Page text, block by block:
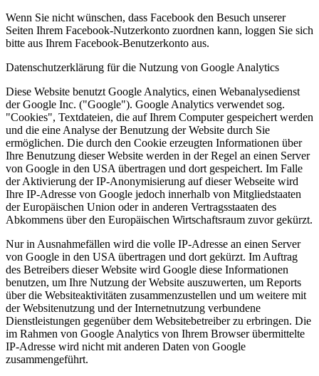
Wenn Sie nicht wünschen, dass Facebook den Besuch unserer
Seiten Ihrem Facebook-Nutzerkonto zuordnen kann, loggen Sie sich
bitte aus Ihrem Facebook-Benutzerkonto aus.
Datenschutzerklärung für die Nutzung von Google Analytics
Diese Website benutzt Google Analytics, einen Webanalysedienst
der Google Inc. ("Google"). Google Analytics verwendet sog.
"Cookies", Textdateien, die auf Ihrem Computer gespeichert werden
und die eine Analyse der Benutzung der Website durch Sie
ermöglichen. Die durch den Cookie erzeugten Informationen über
Ihre Benutzung dieser Website werden in der Regel an einen Server
von Google in den USA übertragen und dort gespeichert. Im Falle
der Aktivierung der IP-Anonymisierung auf dieser Webseite wird
Ihre IP-Adresse von Google jedoch innerhalb von Mitgliedstaaten
der Europäischen Union oder in anderen Vertragsstaaten des
Abkommens über den Europäischen Wirtschaftsraum zuvor gekürzt.
Nur in Ausnahmefällen wird die volle IP-Adresse an einen Server
von Google in den USA übertragen und dort gekürzt. Im Auftrag
des Betreibers dieser Website wird Google diese Informationen
benutzen, um Ihre Nutzung der Website auszuwerten, um Reports
über die Websiteaktivitäten zusammenzustellen und um weitere mit
der Websitenutzung und der Internetnutzung verbundene
Dienstleistungen gegenüber dem Websitebetreiber zu erbringen. Die
im Rahmen von Google Analytics von Ihrem Browser übermittelte
IP-Adresse wird nicht mit anderen Daten von Google
zusammengeführt.